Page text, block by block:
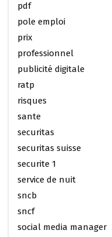
pdf
pole emploi
prix
professionnel
publicité digitale
ratp
risques
sante
securitas
securitas suisse
securite 1
service de nuit
sncb
sncf
social media manager